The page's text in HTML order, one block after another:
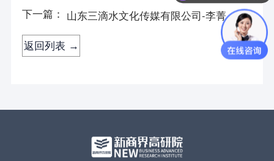
下一篇： 山东三滴水文化传媒有限公司-李菁
返回列表 →